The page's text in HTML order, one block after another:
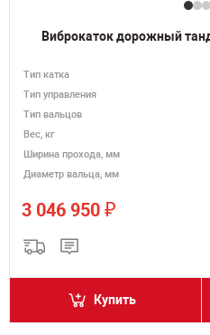
Виброкаток дорожный
Тип катка
Тип управления
Тип вальцов
Вес, кг
Ширина прохода, мм
Диаметр вальца, мм
3 046 950 ₽
Купить